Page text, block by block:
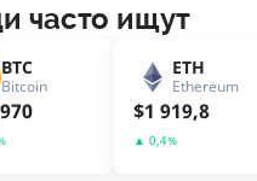
часто ищут
BTC
Bitcoin
ETH
Ethereum
$1 919,8
▲ 0,4%